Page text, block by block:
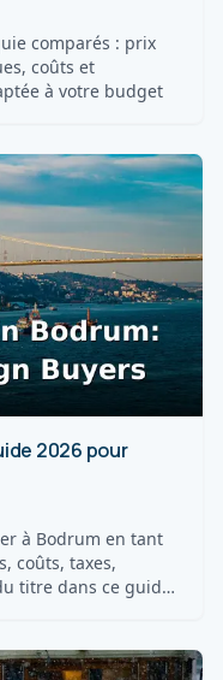
comparés : prix
coûts et
à votre budget
2026 pour
à Bodrum en tant
coûts, taxes,
titre dans ce guide